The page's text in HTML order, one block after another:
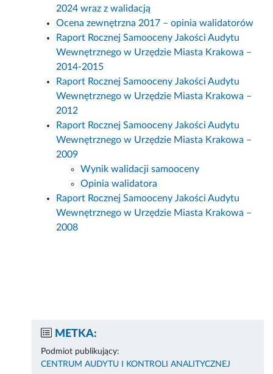
2024 wraz z walidacją
Ocena zewnętrzna 2017 – opinia walidatorów
Raport Rocznej Samooceny Jakości Audytu
Wewnętrznego w Urzędzie Miasta Krakowa –
2014-2015
Raport Rocznej Samooceny Jakości Audytu
Wewnętrznego w Urzędzie Miasta Krakowa –
2012
Raport Rocznej Samooceny Jakości Audytu
Wewnętrznego w Urzędzie Miasta Krakowa –
2009
Wynik walidacji samooceny
Opinia walidatora
Raport Rocznej Samooceny Jakości Audytu
Wewnętrznego w Urzędzie Miasta Krakowa –
2008
METKA:
Podmiot publikujący:
CENTRUM AUDYTU I KONTROLI ANALITYCZNEJ